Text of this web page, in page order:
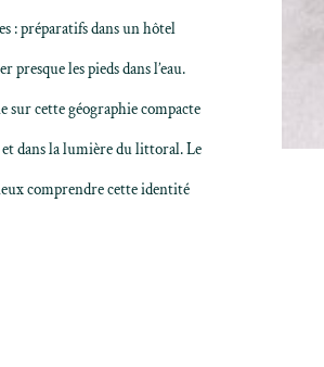
: préparatifs dans un hôtel
les pieds dans l’eau.
sur cette géographie compacte
dans la lumière du littoral. Le
comprendre cette identité